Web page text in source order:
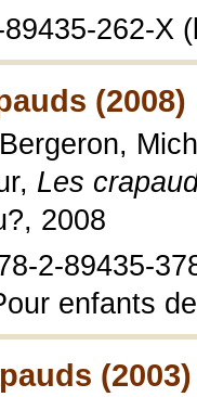
262-X
(2008)
Les
2008
2-89435-
enfants
(2003)